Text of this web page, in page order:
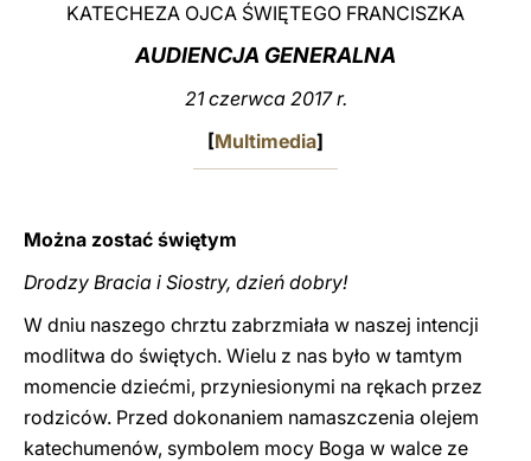
KATECHEZA OJCA ŚWIĘTEGO FRANCISZKA
AUDIENCJA GENERALNA
21 czerwca 2017 r.
[Multimedia]
Można zostać świętym
Drodzy Bracia i Siostry, dzień dobry!
W dniu naszego chrztu zabrzmiała w naszej intencji
modlitwa do świętych. Wielu z nas było w tamtym
momencie dziećmi, przyniesionymi na rękach przez
rodziców. Przed dokonaniem namaszczenia olejem
katechumenów, symbolem mocy Boga w walce ze